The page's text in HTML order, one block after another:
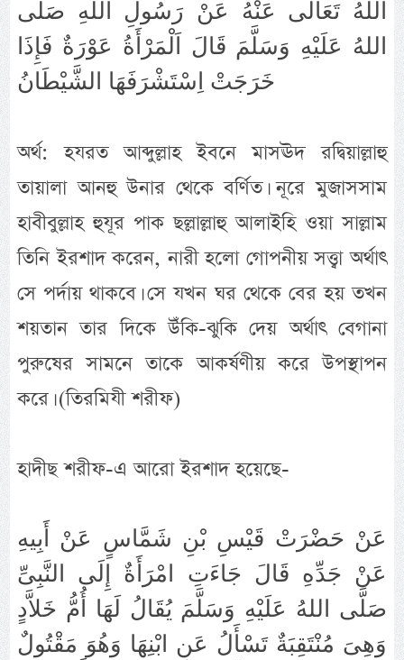
اللهُ تَعَالٰى عَنْهُ عَنْ رَسُولِ اللهِ صَلَّى
اللهُ عَلَيْهِ وَسَلَّمَ قَالَ اَلْمَرْأَةُ عَوْرَةٌ فَإِذَا
خَرَجَتْ اِسْتَشْرَفَهَا الشَّيْطَانُ
অর্থ: হযরত আব্দুল্লাহ ইবনে মাসঊদ রদ্বিয়াল্লাহু
তায়ালা আনহু উনার থেকে বর্ণিত। নূরে মুজাসসাম
হাবীবুল্লাহ হুযূর পাক ছল্লাল্লাহু আলাইহি ওয়া সাল্লাম
তিনি ইরশাদ করেন, নারী হলো গোপনীয় সত্ত্বা অর্থাৎ
সে পর্দায় থাকবে। সে যখন ঘর থেকে বের হয় তখন
শয়তান তার দিকে উঁকি-ঝুকি দেয় অর্থাৎ বেগানা
পুরুষের সামনে তাকে আকর্ষণীয় করে উপস্থাপন
করে। (তিরমিযী শরীফ)
হাদীছ শরীফ-এ আরো ইরশাদ হয়েছে-
عَنْ حَضْرَتْ قَيْسِ بْنِ شَمَّاسٍ عَنْ أَبِيهِ
عَنْ جَدِّهِ قَالَ جَاءَتِ امْرَأَةٌ إِلَى النَّبِىِّ
صَلَّى اللهُ عَلَيْهِ وَسَلَّمَ يُقَالُ لَهَا أُمُّ خَلاَّدٍ
وَهِىَ مُنْتَقِبَةٌ تَسْأَلُ عَنِ ابْنِهَا وَهُوَ مَقْتُولٌ